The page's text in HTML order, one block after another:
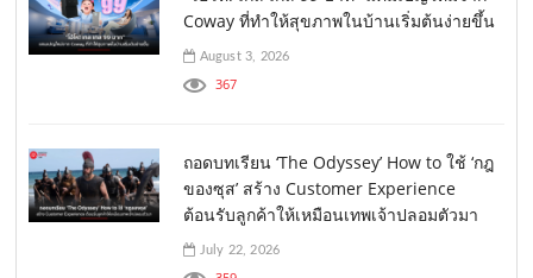
Coway ที่ทำให้สุขภาพในบ้านเริ่มต้นง่ายขึ้น
August 3, 2026
367
ถอดบทเรียน ‘The Odyssey’ How to ใช้ ‘กฎ
ของซุส’ สร้าง Customer Experience
ต้อนรับลูกค้าให้เหมือนเทพเจ้าปลอมตัวมา
July 22, 2026